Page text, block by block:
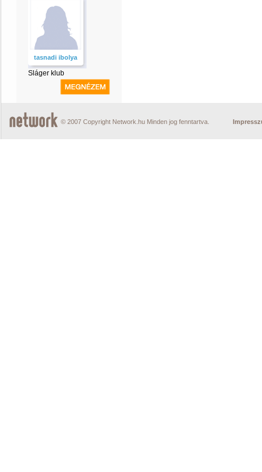
tasnadi ibolya
Sláger klub
© 2007 Copyright Network.hu Minden jog fenntartva.